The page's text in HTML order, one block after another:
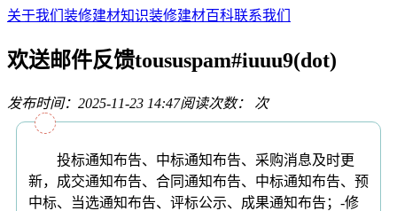
关于我们 装修建材知识装修建材百科联系我们
欢送邮件反馈toususpam#iuuu9(dot)
发布时间：2025-11-23 14:47阅读次数： 次
投标通知布告、中标通知布告、采购消息及时更
新，成交通知布告、合同通知布告、中标通知布告、预
中标、当选通知布告、评标公示、成果通知布告；-修